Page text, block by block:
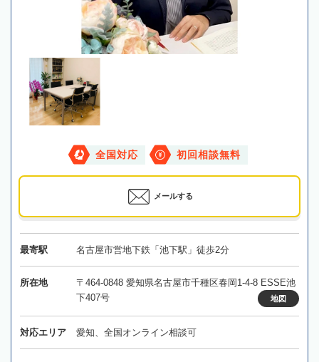
全国対応 初回相談無料
メールする
最寄駅 名古屋市営地下鉄「池下駅」徒歩2分
所在地
〒464-0848 愛知県名古屋市千種区春岡1-4-8 ESSE池
下407号
地図
対応エリア 愛知、全国オンライン相談可